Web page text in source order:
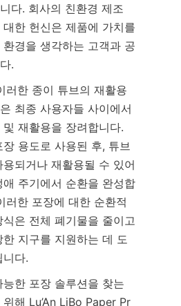
다. 회사의 친환경 제조
대한 헌신은 제품에 가치를
환경을 생각하는 고객과 공
.
러한 종이 튜브의 재활용
최종 사용자들 사이에서
및 재활용을 장려합니다.
장 용도로 사용된 후, 튜브
용되거나 재활용될 수 있어
애 주기에서 순환을 완성합
러한 포장에 대한 순환적
식은 전체 폐기물을 줄이고
한 지구를 지원하는 데 도
니다.
능한 포장 솔루션을 찾는
위해 Lu’An LiBo Paper Pr